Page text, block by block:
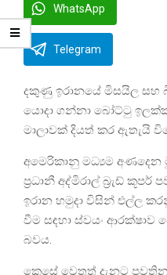
WhatsApp
Telegram
දකුණු ඉරානයේ මිසයිල
යොදා ගන්නා බෝට්ටු
මාලාවක් දියත් කර ඇතැයි
අමෙරිකානු මධ්‍යම අණදෙන
ප්‍රධානී අද්මිරාල් බ්‍රැඩ් කූපර්
ඉරාන හමුදා විසින් එල්ල
වීම සඳහා ස්වයං
බවය.
කෙසේ වෙතත් දැනට